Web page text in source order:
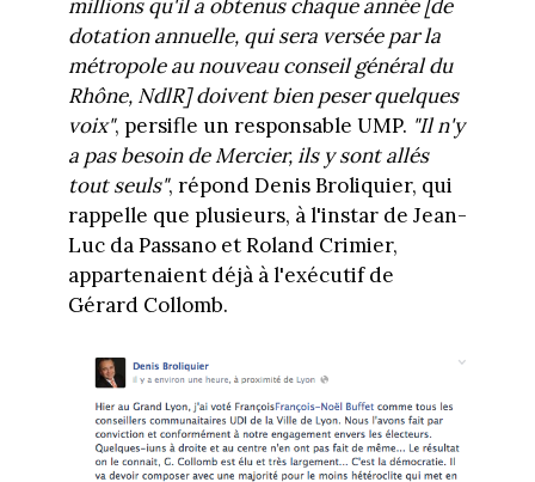
millions qu'il a obtenus chaque année [de
dotation annuelle, qui sera versée par la
métropole au nouveau conseil général du
Rhône, NdlR] doivent bien peser quelques
voix", persifle un responsable UMP. "Il n'y
a pas besoin de Mercier, ils y sont allés
tout seuls", répond Denis Broliquier, qui
rappelle que plusieurs, à l'instar de Jean-
Luc da Passano et Roland Crimier,
appartenaient déjà à l'exécutif de
Gérard Collomb.